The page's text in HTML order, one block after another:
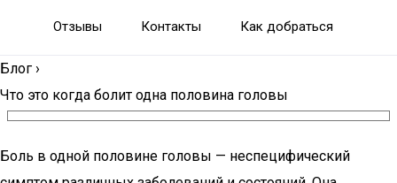
Отзывы Контакты Как добраться
Блог ›
Что это когда болит одна половина головы
Боль в одной половине головы — неспецифический